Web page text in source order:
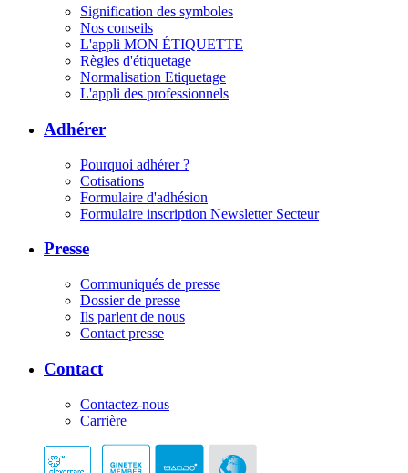
Signification des symboles
Nos conseils
L'appli MON ÉTIQUETTE
Règles d'étiquetage
Normalisation Etiquetage
L'appli des professionnels
Adhérer
Pourquoi adhérer ?
Cotisations
Formulaire d'adhésion
Formulaire inscription Newsletter Secteur
Presse
Communiqués de presse
Dossier de presse
Ils parlent de nous
Contact presse
Contact
Contactez-nous
Carrière